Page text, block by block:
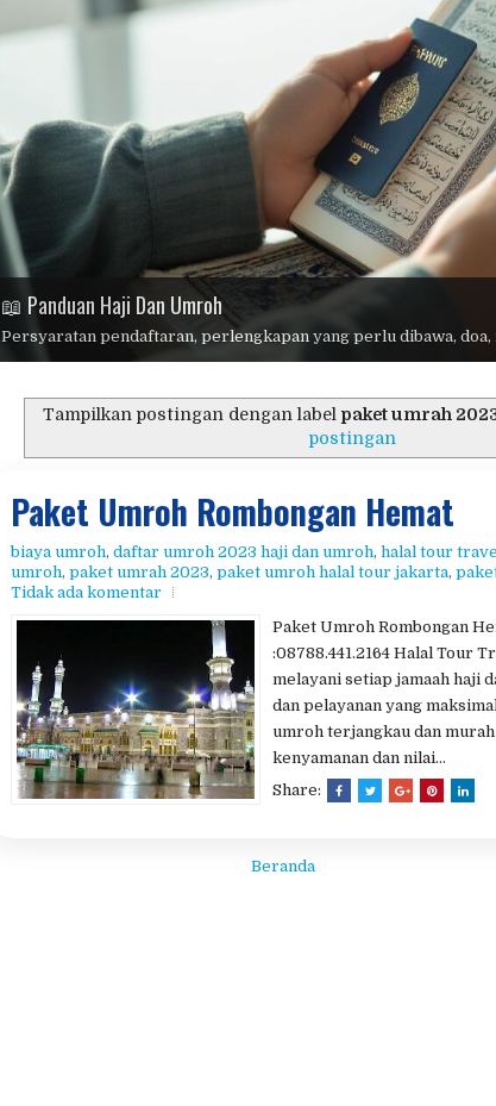
🏆 Haji Plus 2026
🕋 Umroh 2026
⭐ Mengapa Memilih Kami?
📖 Panduan Haji Dan Umroh
Persyaratan pendaftaran, perlengkapan yang perlu dibawa, doa,
📱 Konsultasi Dan Pendaftaran
Tampilkan postingan dengan label paket umrah
postingan
Paket Umroh Rombongan Hemat
biaya umroh, daftar umroh 2023 haji dan umroh, halal tour
umroh, paket umrah 2023, paket umroh halal tour jakarta,
Tidak ada komentar
Paket Umroh Rombongan
:08788.441.2164 Halal Tour
melayani setiap jamaah haji
dan pelayanan yang
umroh terjangkau dan
kenyamanan dan nilai...
Share:
Beranda